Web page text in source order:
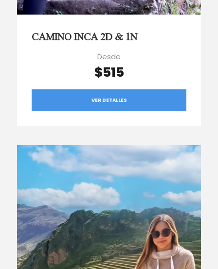
CAMINO INCA 2D & 1N
Desde
$515
VER DETALLES